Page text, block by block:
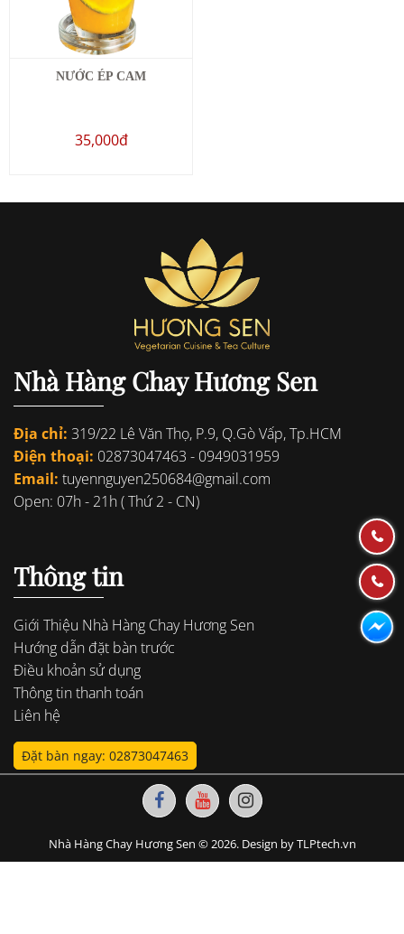
NƯỚC ÉP CAM
35,000đ
Nhà Hàng Chay Hương Sen
Địa chỉ: 319/22 Lê Văn Thọ, P.9, Q.Gò Vấp, Tp.HCM
Điện thoại: 02873047463 - 0949031959
Email: tuyennguyen250684@gmail.com
Open: 07h - 21h ( Thứ 2 - CN)
Thông tin
Giới Thiệu Nhà Hàng Chay Hương Sen
Hướng dẫn đặt bàn trước
Điều khoản sử dụng
Thông tin thanh toán
Liên hệ
Đặt bàn ngay: 02873047463
Nhà Hàng Chay Hương Sen © 2026. Design by TLPtech.vn